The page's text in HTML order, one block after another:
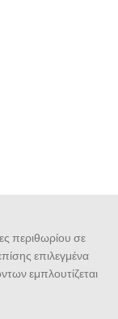
περιθωρίου σε
επιλεγμένα
εμπλουτίζεται